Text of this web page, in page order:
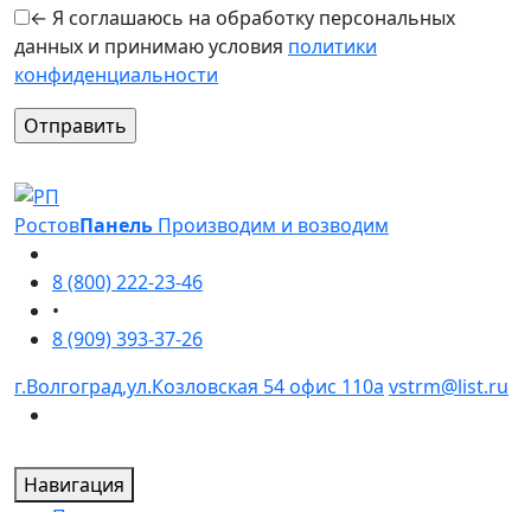
← Я соглашаюсь на обработку персональных
данных и принимаю условия политики
конфиденциальности
Оставьте это поле пустым.
РостовПанель Производим и возводим
8 (800) 222-23-46
•
8 (909) 393-37-26
г.Волгоград,ул.Козловская 54 офис 110а vstrm@list.ru
Навигация